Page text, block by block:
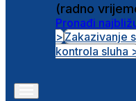
(radno
Pronađi
>Zakazivanje
kontrola sluha